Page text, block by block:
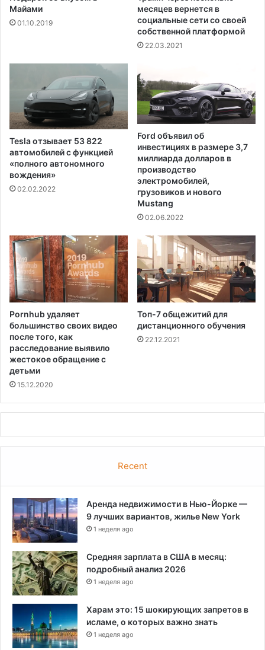
л
е
Майами
01.10.2019
месяцев вернется в
социальные сети со своей
собственной платформой
22.03.2021
Tesla отзывает 53 822
автомобилей с функцией
«полного автономного
вождения»
02.02.2022
Ford объявил об
инвестициях в размере 3,7
миллиарда долларов в
производство
электромобилей,
грузовиков и нового
Mustang
02.06.2022
Pornhub удаляет
большинство своих видео
после того, как
расследование выявило
жестокое обращение с
детьми
15.12.2020
Топ-7 общежитий для
дистанционного обучения
22.12.2021
Recent
Аренда недвижимости в Нью-Йорке —
9 лучших вариантов, жилье New York
1 неделя ago
Средняя зарплата в США в месяц:
подробный анализ 2026
1 неделя ago
Харам это: 15 шокирующих запретов в
исламе, о которых важно знать
1 неделя ago